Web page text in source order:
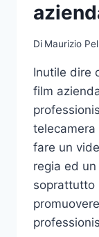
Di Maurizio
Inutile dire
film
fare un
regia ed
soprattutto